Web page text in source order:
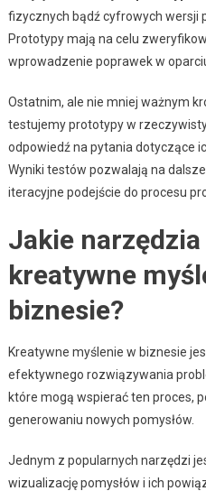
fizycznych bądź cyfrowych wersji
Prototypy mają na celu
wprowadzenie poprawek w
Ostatnim, ale nie mniej ważnym
testujemy prototypy w
odpowiedź na pytania dotyczące
Wyniki testów pozwalają na
iteracyjne podejście do procesu
Jakie
kreatywne
biznesie?
Kreatywne myślenie w biznesie
efektywnego rozwiązywania
które mogą wspierać ten proces,
generowaniu nowych pomysłów.
Jednym z popularnych narzędzi
wizualizację pomysłów i ich